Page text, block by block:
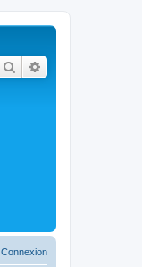
Rechercher
Connexion